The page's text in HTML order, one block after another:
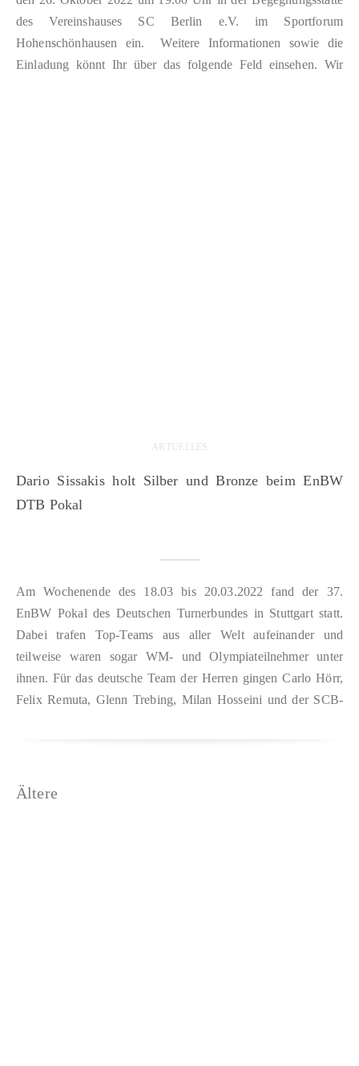
des Vereinshauses SC Berlin e.V. im Sportforum
Hohenschönhausen ein. Weitere Informationen sowie die
Einladung könnt Ihr über das folgende Feld einsehen. Wir
AKTUELLES
Dario Sissakis holt Silber und Bronze beim EnBW
DTB Pokal
Am Wochenende des 18.03 bis 20.03.2022 fand der 37.
EnBW Pokal des Deutschen Turnerbundes in Stuttgart statt.
Dabei trafen Top-Teams aus aller Welt aufeinander und
teilweise waren sogar WM- und Olympiateilnehmer unter
ihnen. Für das deutsche Team der Herren gingen Carlo Hörr,
Felix Remuta, Glenn Trebing, Milan Hosseini und der SCB-
Ältere